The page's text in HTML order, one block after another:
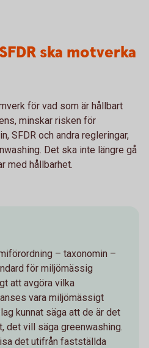
ska motverka
för vad som är hållbart
minskar risken för
SFDR och andra regleringar,
Det ska inte längre gå
med hållbarhet.
– taxonomin –
för miljömässig
att avgöra vilka
vara miljömässigt
kunnat säga att de är det
det vill säga greenwashing.
det utifrån fastställda